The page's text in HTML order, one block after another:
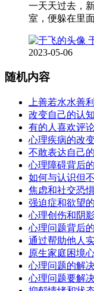
一天天过去，
室，便躲在里
2023-05-06
随机内容
上善若水水善
改变自己的认
有的人喜欢评
心理疾病的改
不敢表达自己
心理障碍背后
如何与认识但
焦虑和社交恐
强迫症和欲望
心理创伤和阴
心理问题背后
通过帮助他人
原生家庭困境
心理问题的解
心理问题要解